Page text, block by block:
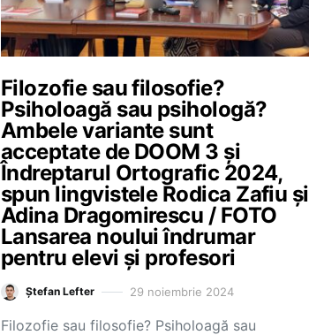
Filozofie sau filosofie?
Psiholoagă sau psihologă?
Ambele variante sunt
acceptate de DOOM 3 și
Îndreptarul Ortografic 2024,
spun lingvistele Rodica Zafiu și
Adina Dragomirescu / FOTO
Lansarea noului îndrumar
pentru elevi și profesori
Ștefan Lefter 29 noiembrie 2024
Filozofie sau filosofie? Psiholoagă sau